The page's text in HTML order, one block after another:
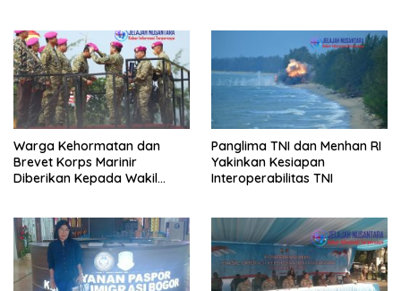
Warga Kehormatan dan
Brevet Korps Marinir
Diberikan Kepada Wakil
Panglima TNI dan Menhan RI
Yakinkan Kesiapan
Interoperabilitas TNI